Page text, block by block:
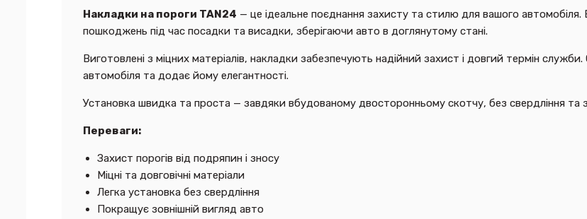
Накладки на пороги TAN24 — це ідеальне поєднання захисту та стилю для вашого
пошкоджень під час посадки та висадки, зберігаючи авто в доглянутому стані.
Виготовлені з міцних матеріалів, накладки забезпечують надійний захист і довгий термін
автомобіля та додає йому елегантності.
Установка швидка та проста — завдяки вбудованому двосторонньому скотчу, без свердління та
Переваги:
Захист порогів від подряпин і зносу
Міцні та довговічні матеріали
Легка установка без свердління
Покращує зовнішній вигляд авто